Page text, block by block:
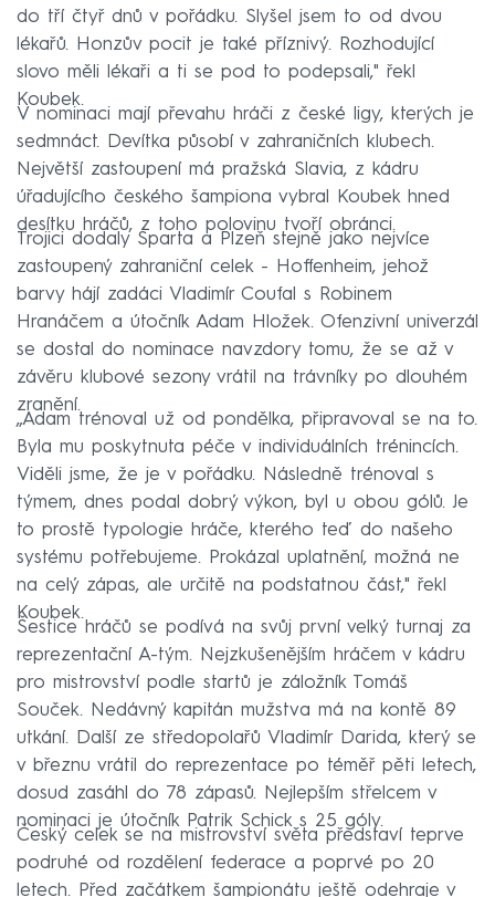
do tří čtyř dnů v pořádku. Slyšel jsem to od dvou
lékařů. Honzův pocit je také příznivý. Rozhodující
slovo měli lékaři a ti se pod to podepsali," řekl
Koubek.
V nominaci mají převahu hráči z české ligy, kterých je
sedmnáct. Devítka působí v zahraničních klubech.
Největší zastoupení má pražská Slavia, z kádru
úřadujícího českého šampiona vybral Koubek hned
desítku hráčů, z toho polovinu tvoří obránci.
Trojici dodaly Sparta a Plzeň stejně jako nejvíce
zastoupený zahraniční celek - Hoffenheim, jehož
barvy hájí zadáci Vladimír Coufal s Robinem
Hranáčem a útočník Adam Hložek. Ofenzivní univerzál
se dostal do nominace navzdory tomu, že se až v
závěru klubové sezony vrátil na trávníky po dlouhém
zranění.
„Adam trénoval už od pondělka, připravoval se na to.
Byla mu poskytnuta péče v individuálních trénincích.
Viděli jsme, že je v pořádku. Následně trénoval s
týmem, dnes podal dobrý výkon, byl u obou gólů. Je
to prostě typologie hráče, kterého teď do našeho
systému potřebujeme. Prokázal uplatnění, možná ne
na celý zápas, ale určitě na podstatnou část," řekl
Koubek.
Šestice hráčů se podívá na svůj první velký turnaj za
reprezentační A-tým. Nejzkušenějším hráčem v kádru
pro mistrovství podle startů je záložník Tomáš
Souček. Nedávný kapitán mužstva má na kontě 89
utkání. Další ze středopolařů Vladimír Darida, který se
v březnu vrátil do reprezentace po téměř pěti letech,
dosud zasáhl do 78 zápasů. Nejlepším střelcem v
nominaci je útočník Patrik Schick s 25 góly.
Český celek se na mistrovství světa představí teprve
podruhé od rozdělení federace a poprvé po 20
letech. Před začátkem šampionátu ještě odehraje v